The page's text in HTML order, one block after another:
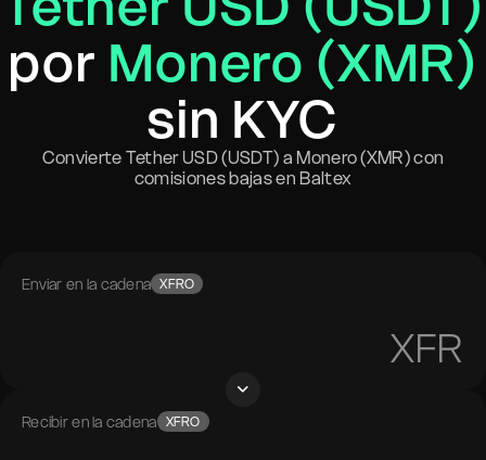
por Monero (XMR)
sin KYC
Convierte Tether USD (USDT) a Monero (XMR) con
comisiones bajas en Baltex
Enviar en la cadena XFRO
XFR
Recibir en la cadena XFRO